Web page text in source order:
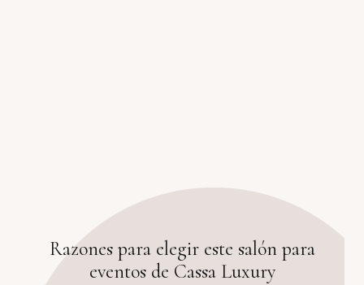
Razones para elegir este salón para
eventos de Cassa Luxury